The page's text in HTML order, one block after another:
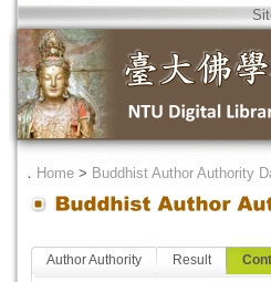
． Home > Buddhist Author Authority
Author Authority Result